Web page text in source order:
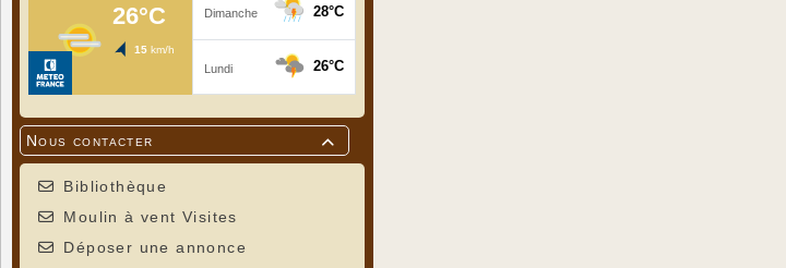

Nous contacter
Bibliothèque
Moulin à vent Visites
Déposer une annonce